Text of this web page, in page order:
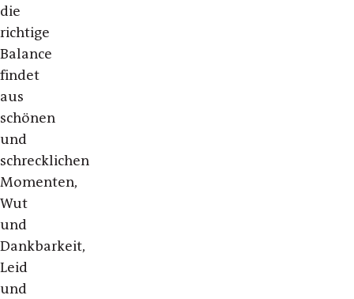
die
richtige
Balance
findet
aus
schönen
und
schrecklichen
Momenten,
Wut
und
Dankbarkeit,
Leid
und